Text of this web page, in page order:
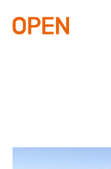
main
content